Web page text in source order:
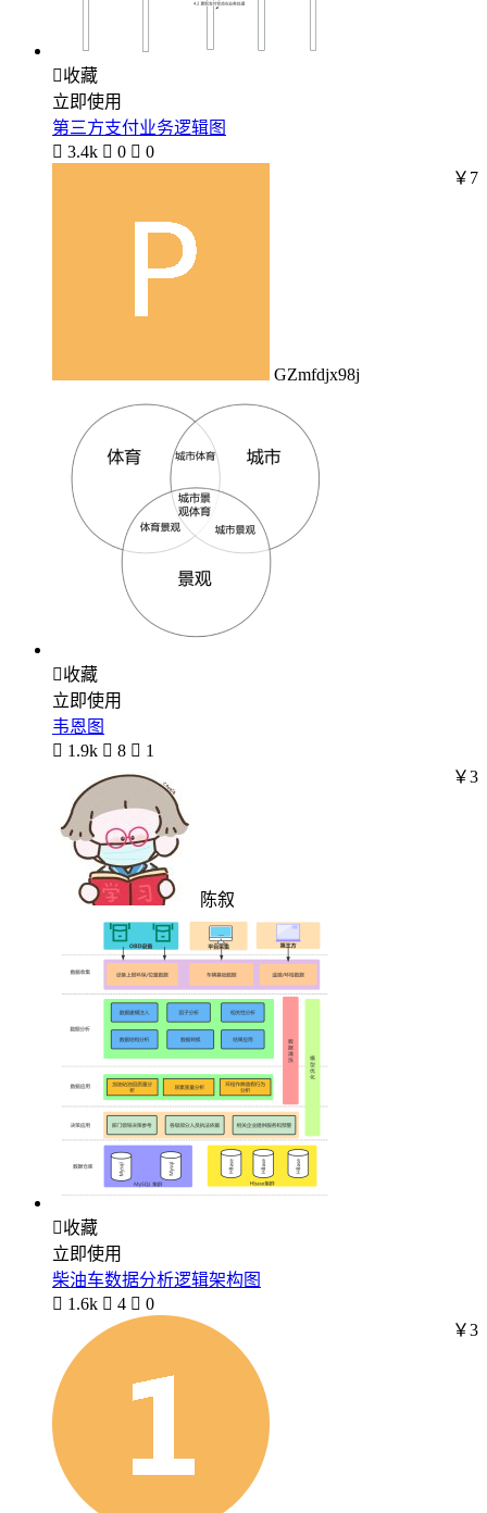
收藏
立即使用
第三方支付业务逻辑图
 3.4k  0  0
GZmfdjx98j
￥7
收藏
立即使用
韦恩图
 1.9k  8  1
陈叙
￥3
收藏
立即使用
柴油车数据分析逻辑架构图
 1.6k  4  0
￥3